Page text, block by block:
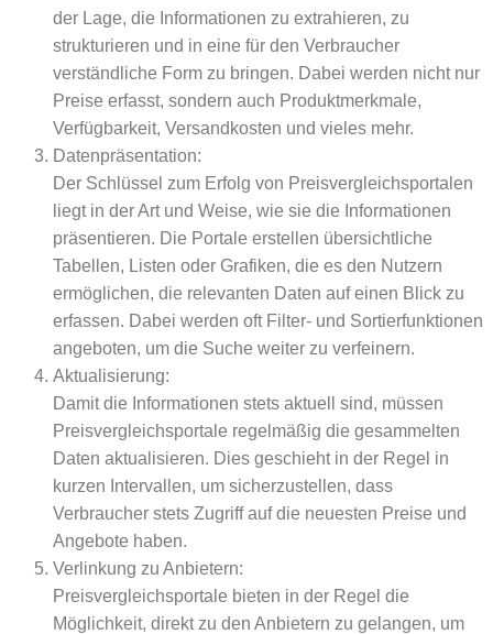
der Lage, die Informationen zu extrahieren, zu
strukturieren und in eine für den Verbraucher
verständliche Form zu bringen. Dabei werden nicht nur
Preise erfasst, sondern auch Produktmerkmale,
Verfügbarkeit, Versandkosten und vieles mehr.
Datenpräsentation:
Der Schlüssel zum Erfolg von Preisvergleichsportalen
liegt in der Art und Weise, wie sie die Informationen
präsentieren. Die Portale erstellen übersichtliche
Tabellen, Listen oder Grafiken, die es den Nutzern
ermöglichen, die relevanten Daten auf einen Blick zu
erfassen. Dabei werden oft Filter- und Sortierfunktionen
angeboten, um die Suche weiter zu verfeinern.
Aktualisierung:
Damit die Informationen stets aktuell sind, müssen
Preisvergleichsportale regelmäßig die gesammelten
Daten aktualisieren. Dies geschieht in der Regel in
kurzen Intervallen, um sicherzustellen, dass
Verbraucher stets Zugriff auf die neuesten Preise und
Angebote haben.
Verlinkung zu Anbietern:
Preisvergleichsportale bieten in der Regel die
Möglichkeit, direkt zu den Anbietern zu gelangen, um